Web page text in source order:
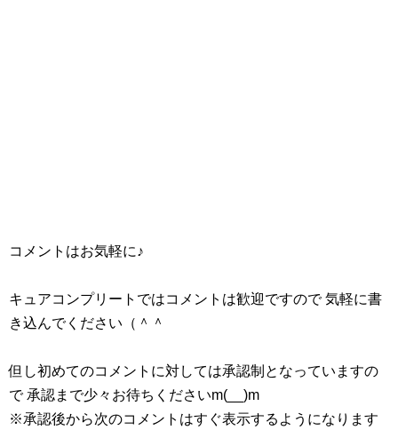
コメントはお気軽に♪
キュアコンプリートではコメントは歓迎ですので 気軽に書
き込んでください（＾＾
但し初めてのコメントに対しては承認制となっていますの
で 承認まで少々お待ちくださいm(__)m
※承認後から次のコメントはすぐ表示するようになります